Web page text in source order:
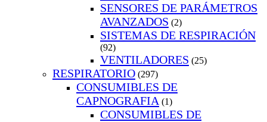
SENSORES DE PARÁMETROS
AVANZADOS (2)
SISTEMAS DE RESPIRACIÓN
(92)
VENTILADORES (25)
RESPIRATORIO (297)
CONSUMIBLES DE
CAPNOGRAFIA (1)
CONSUMIBLES DE